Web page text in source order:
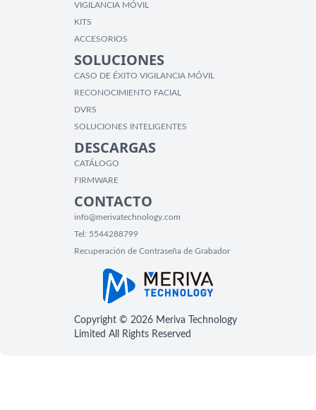
VIGILANCIA MÓVIL
KITS
ACCESORIOS
SOLUCIONES
CASO DE ÉXITO VIGILANCIA MÓVIL
RECONOCIMIENTO FACIAL
DVRS
SOLUCIONES INTELIGENTES
DESCARGAS
CATÁLOGO
FIRMWARE
CONTACTO
info@merivatechnology.com
Tel: 5544288799
Recuperación de Contraseña de Grabador
Copyright © 2026 Meriva Technology
Limited All Rights Reserved